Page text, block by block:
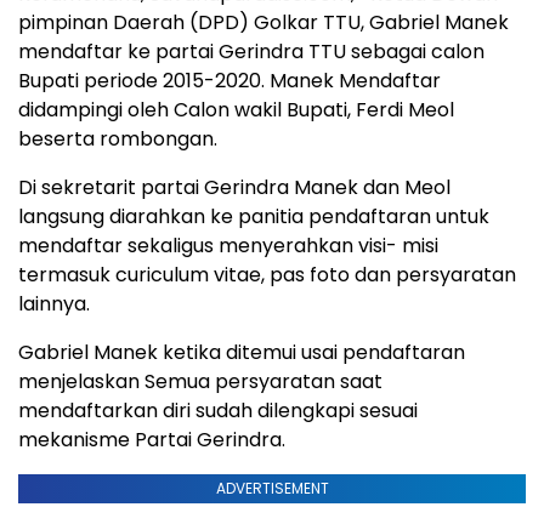
pimpinan Daerah (DPD) Golkar TTU, Gabriel Manek
mendaftar ke partai Gerindra TTU sebagai calon
Bupati periode 2015-2020. Manek Mendaftar
didampingi oleh Calon wakil Bupati, Ferdi Meol
beserta rombongan.
Di sekretarit partai Gerindra Manek dan Meol
langsung diarahkan ke panitia pendaftaran untuk
mendaftar sekaligus menyerahkan visi- misi
termasuk curiculum vitae, pas foto dan persyaratan
lainnya.
Gabriel Manek ketika ditemui usai pendaftaran
menjelaskan Semua persyaratan saat
mendaftarkan diri sudah dilengkapi sesuai
mekanisme Partai Gerindra.
ADVERTISEMENT